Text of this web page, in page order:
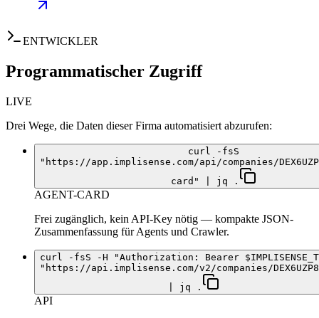
ENTWICKLER
Programmatischer Zugriff
LIVE
Drei Wege, die Daten dieser Firma automatisiert abzurufen:
curl -fsS
"https://app.implisense.com/api/companies/
card" | jq .
AGENT-CARD
Frei zugänglich, kein API-Key nötig — kompakte JSON-
Zusammenfassung für Agents und Crawler.
curl -fsS -H "Authorization: Bearer
"https://api.implisense.com/v2/companies/
| jq .
API